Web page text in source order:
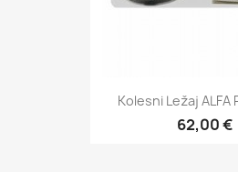
Kolesni Ležaj ALFA
62,00 €